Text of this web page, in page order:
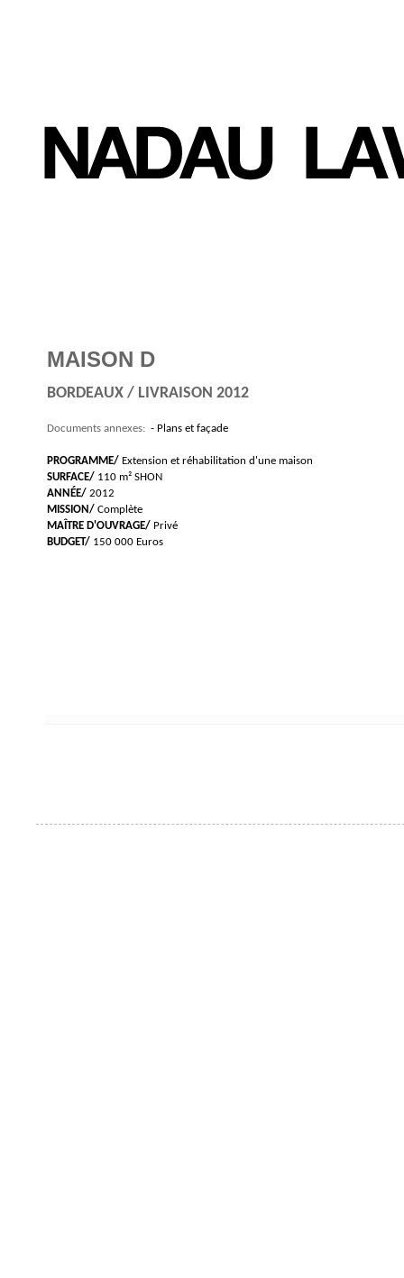
MAISON D
BORDEAUX / LIVRAISON 2012
Documents annexes: - Plans et façade
PROGRAMME/ Extension et réhabilitation d'une maison
SURFACE/ 110 m² SHON
ANNÉE/ 2012
MISSION/ Complète
MAÎTRE D'OUVRAGE/ Privé
BUDGET/ 150 000 Euros